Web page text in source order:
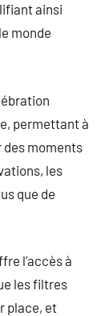
ainsi
monde
permettant à
des moments
les
que de
l’accès à
les filtres
place, et